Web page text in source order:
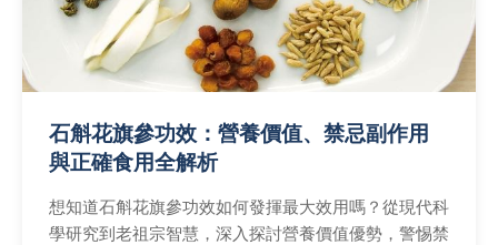
石斛花旗參功效：營養價值、禁忌副作用
與正確食用全解析
想知道石斛花旗參功效如何發揮最大效用嗎？從現代科
學研究到老祖宗智慧，深入探討營養價值優勢，警惕禁